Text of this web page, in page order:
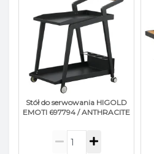
Stół do serwowania HIGOLD
EMOTI 697794 / ANTHRACITE